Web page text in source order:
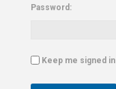
Password:
Keep me signed in